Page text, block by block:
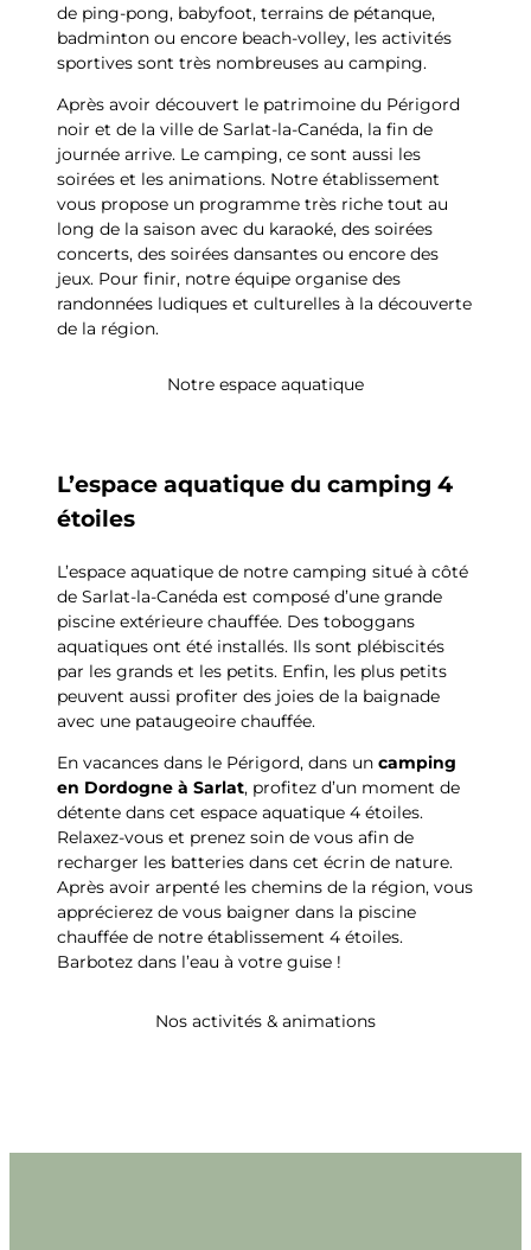
de ping-pong, babyfoot, terrains de pétanque,
badminton ou encore beach-volley, les activités
sportives sont très nombreuses au camping.
Après avoir découvert le patrimoine du Périgord
noir et de la ville de Sarlat-la-Canéda, la fin de
journée arrive. Le camping, ce sont aussi les
soirées et les animations. Notre établissement
vous propose un programme très riche tout au
long de la saison avec du karaoké, des soirées
concerts, des soirées dansantes ou encore des
jeux. Pour finir, notre équipe organise des
randonnées ludiques et culturelles à la découverte
de la région.
Notre espace aquatique
L’espace aquatique du camping 4
étoiles
L’espace aquatique de notre camping situé à côté
de Sarlat-la-Canéda est composé d’une grande
piscine extérieure chauffée. Des toboggans
aquatiques ont été installés. Ils sont plébiscités
par les grands et les petits. Enfin, les plus petits
peuvent aussi profiter des joies de la baignade
avec une pataugeoire chauffée.
En vacances dans le Périgord, dans un camping
en Dordogne à Sarlat, profitez d’un moment de
détente dans cet espace aquatique 4 étoiles.
Relaxez-vous et prenez soin de vous afin de
recharger les batteries dans cet écrin de nature.
Après avoir arpenté les chemins de la région, vous
apprécierez de vous baigner dans la piscine
chauffée de notre établissement 4 étoiles.
Barbotez dans l’eau à votre guise !
Nos activités & animations